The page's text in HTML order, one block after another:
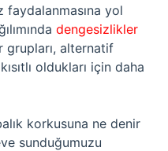
faydalanmasına yol
dengesizlikler
grupları, alternatif
oldukları için daha
korkusuna ne denir
sunduğumuzu